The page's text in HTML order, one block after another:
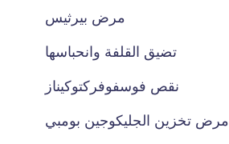
مرض بيرثيس
تضيق القلفة وانحباسها
نقص فوسفوفركتوكيناز
مرض تخزين الجليكوجين بومبي